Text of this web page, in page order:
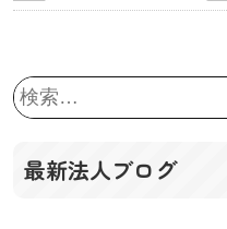
検
索:
最新法人ブログ